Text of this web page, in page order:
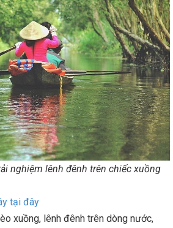
đênh trên chiếc xuồng
tại đây
xuồng, lênh đênh trên dòng nước,